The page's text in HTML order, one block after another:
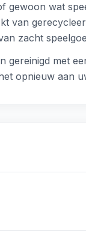
wat
van
zacht
met
opnieuw aan